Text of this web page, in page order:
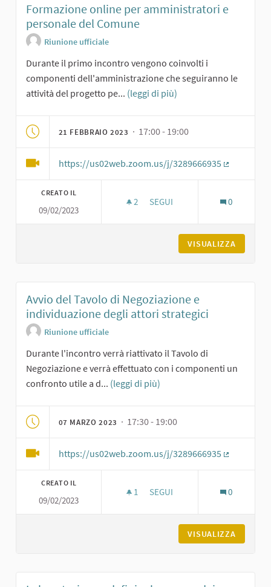
Formazione online per amministratori e
personale del Comune
Riunione ufficiale
Durante il primo incontro vengono coinvolti i
componenti dell'amministrazione che seguiranno le
attività del progetto pe... (leggi di più)
21 FEBBRAIO 2023 · 17:00 - 19:00
https://us02web.zoom.us/j/3289666935
CREATO IL
09/02/2023
2 2 SOSTENITORI
SEGUI 0
VISUALIZZA
Avvio del Tavolo di Negoziazione e
individuazione degli attori strategici
Riunione ufficiale
Durante l'incontro verrà riattivato il Tavolo di
Negoziazione e verrà effettuato con i componenti un
confronto utile a d... (leggi di più)
07 MARZO 2023 · 17:30 - 19:00
https://us02web.zoom.us/j/3289666935
CREATO IL
09/02/2023
1 1 SOSTENITORI
SEGUI 0
VISUALIZZA